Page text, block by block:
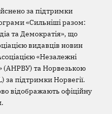
за підтримки
«Сильніші разом:
та Демократія», що
видавців новин
«Незалежні
(АНРВУ) та Норвезькою
за підтримки Норвегії.
відображають офіційну